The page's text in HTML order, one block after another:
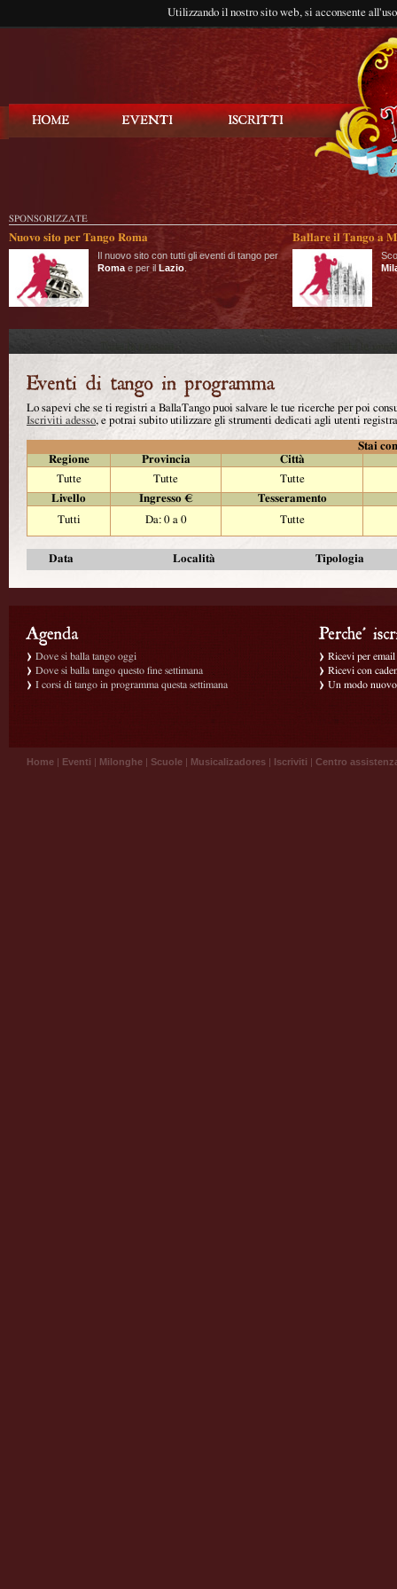
Utilizzando il nostro sito web, si acconsente
SPONSORIZZATE
Nuovo sito per Tango Roma
Il nuovo sito con tutti gli eventi di tango per
Roma e per il Lazio
Ballare il Tango a
Lo sapevi che se ti registri a BallaTango puoi salvare le tue ricerche per poi
Iscriviti adesso, e potrai subito utilizzare gli strumenti dedicati agli utenti
Stai
Regione
Provincia
Città
Tutte
Tutte
Tutte
Livello
Ingresso €
Tesseramento
Tutti
Da: 0 a 0 Tutte
Data Località Tipologia
Dove si balla tango oggi
Dove si balla tango questo fine settimana
I corsi di tango in programma questa settimana
Ricevi per
Ricevi con
Un modo
Home | Eventi | Milonghe | Scuole | Musicalizadores | Iscriviti | Centro